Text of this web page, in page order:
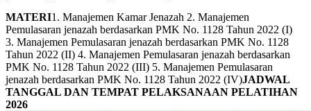
MATERI1. Manajemen Kamar Jenazah 2. Manajemen
Pemulasaran jenazah berdasarkan PMK No. 1128 Tahun 2022 (I)
3. Manajemen Pemulasaran jenazah berdasarkan PMK No. 1128
Tahun 2022 (II) 4. Manajemen Pemulasaran jenazah berdasarkan
PMK No. 1128 Tahun 2022 (III) 5. Manajemen Pemulasaran
jenazah berdasarkan PMK No. 1128 Tahun 2022 (IV)JADWAL
TANGGAL DAN TEMPAT PELAKSANAAN PELATIHAN
2026